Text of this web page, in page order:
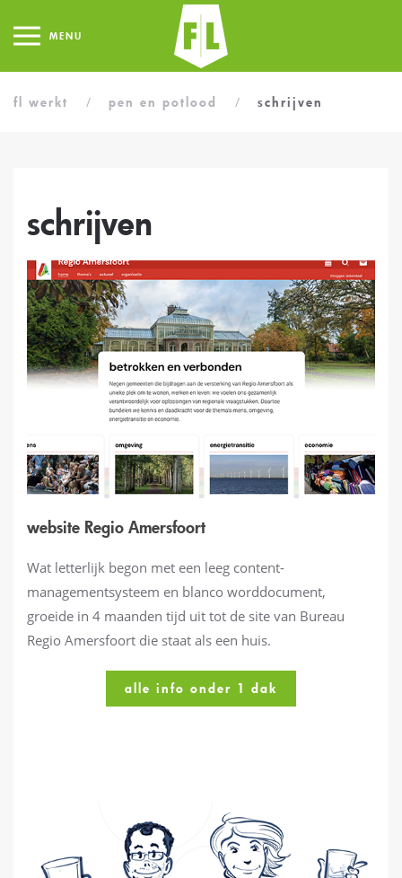
MENU
fl werkt pen en potlood schrijven
schrijven
website Regio Amersfoort
Wat letterlijk begon met een leeg content-
managementsysteem en blanco worddocument,
groeide in 4 maanden tijd uit tot de site van Bureau
Regio Amersfoort die staat als een huis.
alle info onder 1 dak